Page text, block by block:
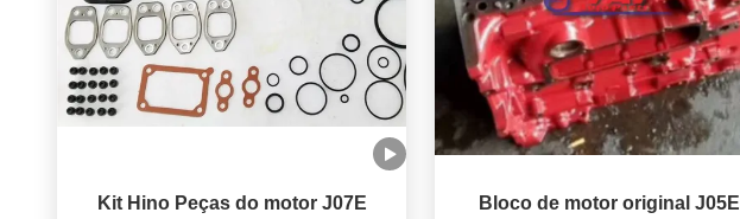
Kit Hino Peças do motor J07E
Bloco de motor original J05E